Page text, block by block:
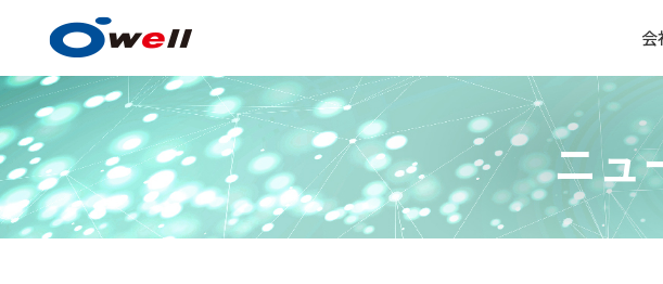
会
塗料・塗膜形成技術 生産財（
ニュ